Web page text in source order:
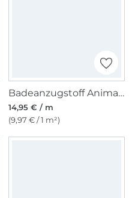
Badeanzugstoff Animal Print, braun
14,95 € / m
(9,97 € / 1 m²)